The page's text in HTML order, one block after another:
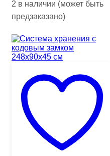
2 в наличии (может быть
предзаказано)